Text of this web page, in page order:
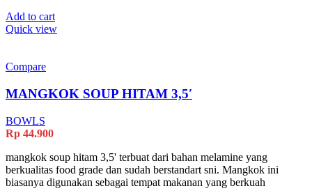
Add to cart
Quick view
Compare
MANGKOK SOUP HITAM 3,5′
BOWLS
Rp 44.900
mangkok soup hitam 3,5' terbuat dari bahan melamine yang
berkualitas food grade dan sudah berstandart sni. Mangkok ini
biasanya digunakan sebagai tempat makanan yang berkuah